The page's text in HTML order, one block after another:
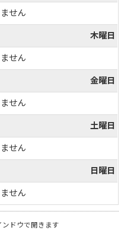
せん
木曜日
せん
金曜日
せん
土曜日
せん
日曜日
せん
ドウで開きます